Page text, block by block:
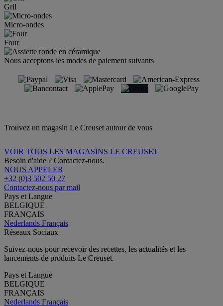
Gril
Micro-ondes
Four
Nous acceptons les modes de paiement suivants
Trouvez un magasin Le Creuset autour de vous
VOIR TOUS LES MAGASINS LE CREUSET
Besoin d'aide ? Contactez-nous.
NOUS APPELER
+32 (0)3 502 50 27
Contactez-nous par mail
Pays et Langue
BELGIQUE
FRANÇAIS
Nederlands Français
Réseaux Sociaux
Suivez-nous pour recevoir des recettes, les actualités et les
lancements de produits Le Creuset.
Pays et Langue
BELGIQUE
FRANÇAIS
Nederlands Français